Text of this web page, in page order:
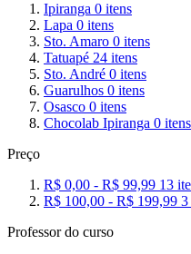
Ipiranga 0 itens
Lapa 0 itens
Sto. Amaro 0 itens
Tatuapé 24 itens
Sto. André 0 itens
Guarulhos 0 itens
Osasco 0 itens
Chocolab Ipiranga 0 itens
Preço
R$ 0,00 - R$ 99,99 13
R$ 100,00 - R$ 199,99 3
Professor do curso